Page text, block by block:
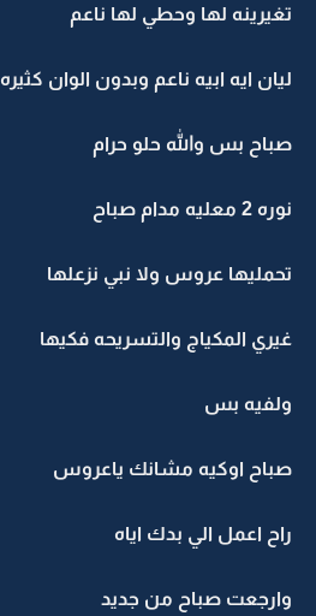
تغيرينه لها وحطي لها ناعم
ليان ايه ابيه ناعم وبدون الوان كثيره
صباح بس والله حلو حرام
نوره 2 معليه مدام صباح
تحمليها عروس ولا نبي نزعلها
غيري المكياج والتسريحه فكيها
ولفيه بس
صباح اوكيه مشانك ياعروس
راح اعمل الي بدك اياه
وارجعت صباح من جديد